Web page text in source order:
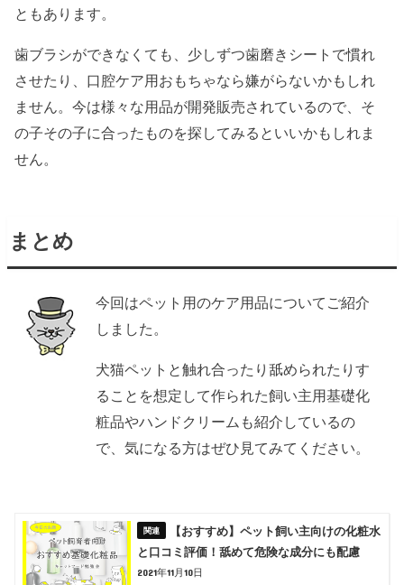
ともあります。
歯ブラシができなくても、少しずつ歯磨きシートで慣れ
させたり、口腔ケア用おもちゃなら嫌がらないかもしれ
ません。今は様々な用品が開発販売されているので、そ
の子その子に合ったものを探してみるといいかもしれま
せん。
まとめ
今回はペット用のケア用品についてご紹介
しました。
犬猫ペットと触れ合ったり舐められたりす
ることを想定して作られた飼い主用基礎化
粧品やハンドクリームも紹介しているの
で、気になる方はぜひ見てみてください。
【おすすめ】ペット飼い主向けの化粧水
と口コミ評価！舐めて危険な成分にも配慮
2021年11月10日